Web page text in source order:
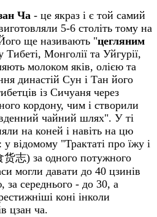
Ча - це якраз і є той самий
5-6 століть тому на
Його ще називають "цегляним
Тибеті, Монголії та Уйгурії,
молоком яків, олією та
династій Сун і Тан його
із Сичуаня через
кордону, чим і створили
чайний шлях". У ті
на коней і навіть на цю
у відомому "Трактаті про їжу і
货志) за одного потужного
могли давати до 40 цзинів
за середнього - до 30, а
коні інколи
цзан ча.